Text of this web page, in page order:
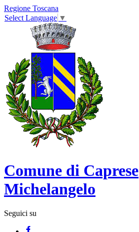
Regione Toscana
Select Language ▼
Comune di Caprese
Michelangelo
Seguici su